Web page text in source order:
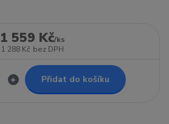
1 559 Kč/ks
1 288 Kč bez DPH
Přidat do košíku